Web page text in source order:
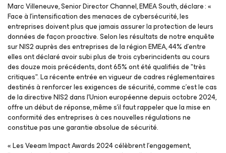
Marc Villeneuve, Senior Director Channel, EMEA South, déclare : «
Face à l’intensification des menaces de cybersécurité, les
entreprises doivent plus que jamais assurer la protection de leurs
données de façon proactive. Selon les résultats de notre enquête
sur NIS2 auprès des entreprises de la région EMEA, 44% d’entre
elles ont déclaré avoir subi plus de trois cyberincidents au cours
des douze mois précédents, dont 65% ont été qualifiés de "très
critiques". La récente entrée en vigueur de cadres réglementaires
destinés à renforcer les exigences de sécurité, comme c’est le cas
de la directive NIS2 dans l’Union européenne depuis octobre 2024,
offre un début de réponse, même s’il faut rappeler que la mise en
conformité des entreprises à ces nouvelles régulations ne
constitue pas une garantie absolue de sécurité.
« Les Veeam Impact Awards 2024 célèbrent l’engagement,